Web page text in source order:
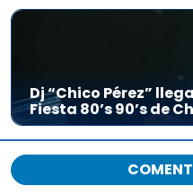
Dj “Chico Pérez”
Fiesta 80’s 90’s de